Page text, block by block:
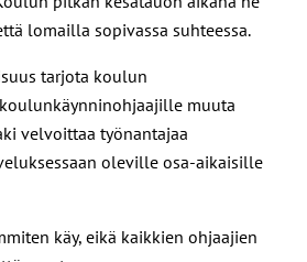
lomailla sopivassa suhteessa.
tarjota koulun
muuta
velvoittaa työnantajaa
oleville osa-aikaisille
käy, eikä kaikkien ohjaajien